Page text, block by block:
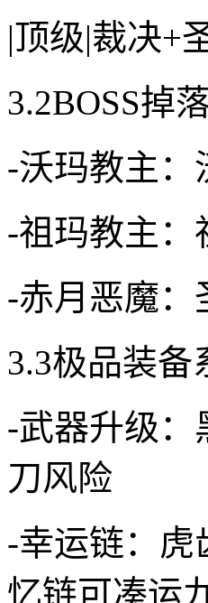
|顶级|裁决+
3.2BOSS掉
-沃玛教主：
-祖玛教主：
-赤月恶魔：
3.3极品装备
-武器升级：
刀风险
-幸运链：虎
忆链可凑运